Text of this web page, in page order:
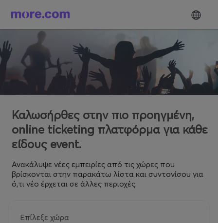
Καλωσήρθες στην πιο προηγμένη,
online ticketing πλατφόρμα για κάθε
είδους event.
Ανακάλυψε νέες εμπειρίες από τις χώρες που
βρίσκονται στην παρακάτω λίστα και συντονίσου για
ό,τι νέο έρχεται σε άλλες περιοχές.
Επίλεξε χώρα